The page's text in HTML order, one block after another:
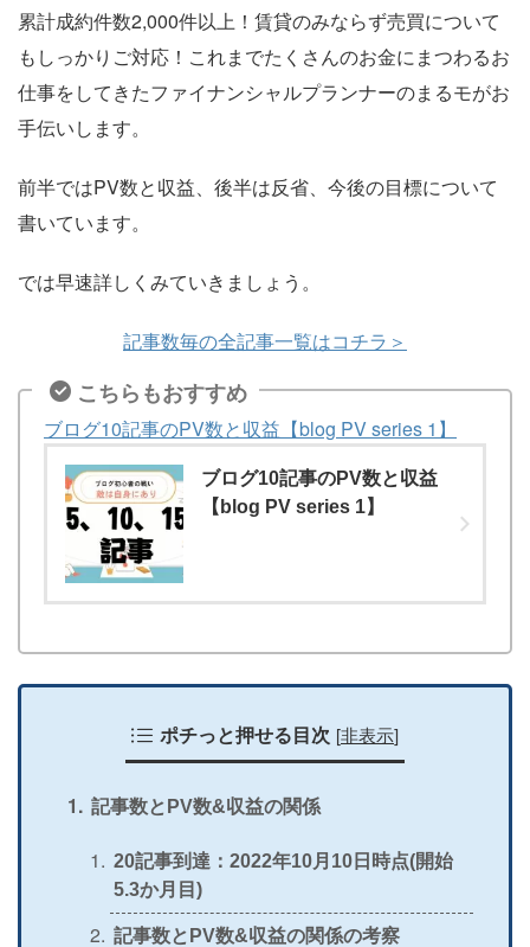
累計成約件数2,000件以上！賃貸のみならず売買について
もしっかりご対応！これまでたくさんのお金にまつわるお
仕事をしてきたファイナンシャルプランナーのまるモがお
手伝いします。
前半ではPV数と収益、後半は反省、今後の目標について
書いています。
では早速詳しくみていきましょう。
記事数毎の全記事一覧はコチラ＞
こちらもおすすめ
ブログ10記事のPV数と収益【blog PV series 1】
ブログ10記事のPV数と収益
【blog PV series 1】
ポチっと押せる目次 [非表示]
記事数とPV数&収益の関係
20記事到達：2022年10月10日時点(開始
5.3か月目)
記事数とPV数&収益の関係の考察